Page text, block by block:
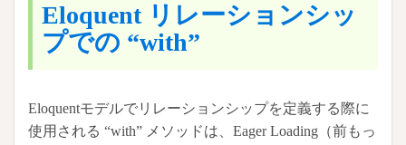
Eloquent リレーションシッ
プでの “with”
Eloquentモデルでリレーションシップを定義する際に
使用される “with” メソッドは、Eager Loading（前もっ